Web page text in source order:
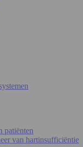
patiënten
van hartinsufficiëntie